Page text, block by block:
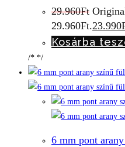
29.960Ft
29.960Ft.23.990
Kosárba
/* */
6 mm pont